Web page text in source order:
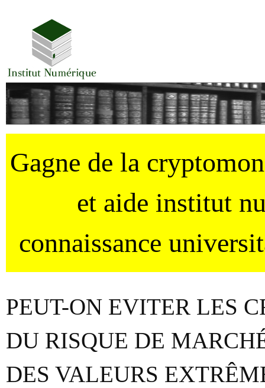
Gagne de la
et aide institut
connaissance
PEUT-ON EVITER LES
DU RISQUE DE
DES VALEURS